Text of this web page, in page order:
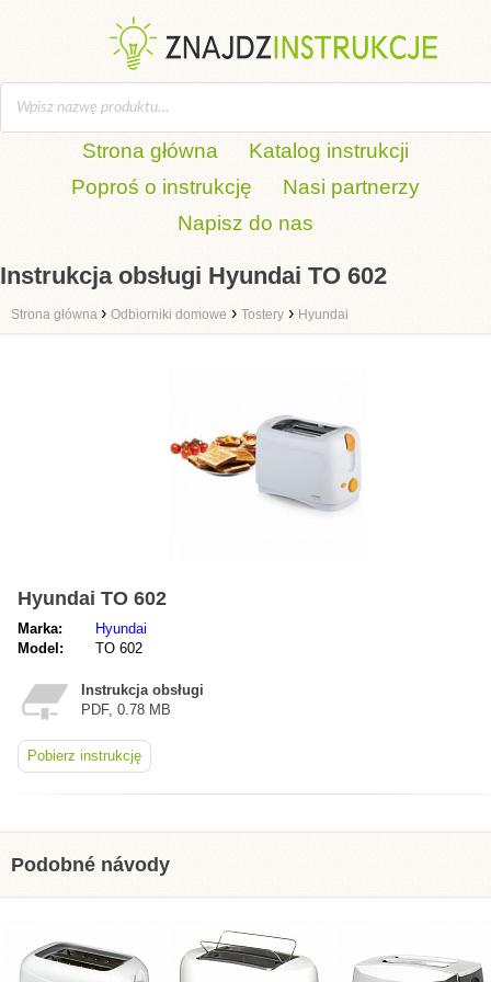
Strona główna
Katalog instrukcji
Poproś o instrukcję
Nasi partnerzy
Napisz do nas
Instrukcja obsługi Hyundai TO 602
Strona główna › Odbiorniki domowe › Tostery › Hyundai
Hyundai TO 602
Marka:
Hyundai
Model:
TO 602
Instrukcja obsługi
PDF, 0.78 MB
Pobierz instrukcję
Podobné návody